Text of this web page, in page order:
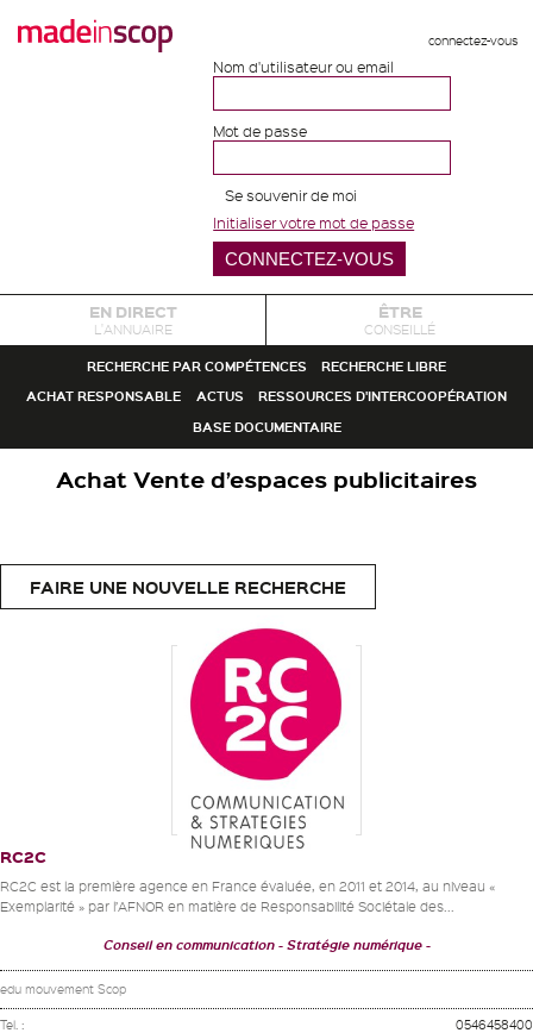
connectez-vous
Nom d'utilisateur ou email
Mot de passe
Se souvenir de moi
Initialiser votre mot de passe
EN DIRECT
L'ANNUAIRE
ÊTRE
CONSEILLÉ
RECHERCHE PAR COMPÉTENCES
RECHERCHE LIBRE
ACHAT RESPONSABLE
ACTUS
RESSOURCES D'INTERCOOPÉRATION
BASE DOCUMENTAIRE
Achat Vente d’espaces publicitaires
FAIRE UNE NOUVELLE RECHERCHE
RC2C
RC2C est la première agence en France évaluée, en 2011 et 2014, au niveau «
Exemplarité » par l’AFNOR en matière de Responsabilité Sociétale des...
Conseil en communication Stratégie numérique
edu mouvement Scop
Tel. : 0546458400